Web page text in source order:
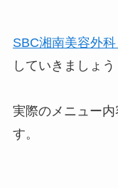
SBC湘南美容外
していきましょう
実際のメニュー
す。